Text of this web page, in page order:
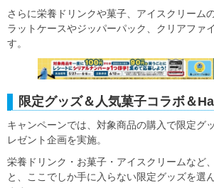
さらに栄養ドリンクや菓子、アイスクリーム
ラットケースやジッパーパック、クリアファ
す。
限定グッズ＆人気菓子コラボ＆
キャンペーンでは、対象商品の購入で限定グ
レゼント企画を実施。
栄養ドリンク・お菓子・アイスクリームなど
と、ここでしか手に入らない限定グッズを選